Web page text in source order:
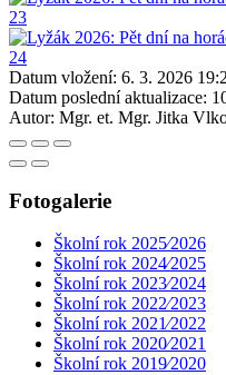
Datum vložení: 6. 3. 2026
Datum poslední aktualizace:
Autor: Mgr. et. Mgr. Jitka
Fotogalerie
Školní rok 2025⁄2026
Školní rok 2024⁄2025
Školní rok 2023⁄2024
Školní rok 2022⁄2023
Školní rok 2021⁄2022
Školní rok 2020⁄2021
Školní rok 2019⁄2020